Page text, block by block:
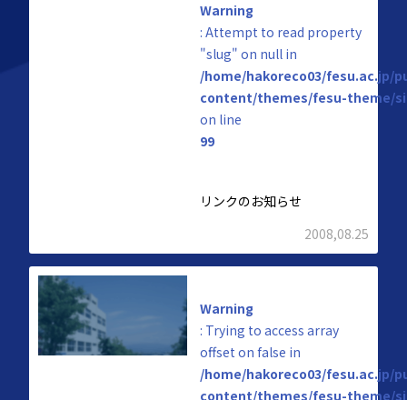
Warning
: Attempt to read property
"slug" on null in
/home/hakoreco03/fesu.ac.jp/
content/themes/fesu-theme/
on line
99
リンクのお知らせ
2008,08.25
Warning
: Trying to access array
offset on false in
/home/hakoreco03/fesu.ac.jp/
content/themes/fesu-theme/